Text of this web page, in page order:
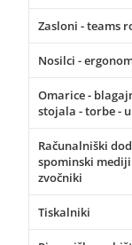
Zasloni - teams
Nosilci -
Omarice -
stojala - torbe -
Računalniški
spominski
zvočniki
Tiskalniki